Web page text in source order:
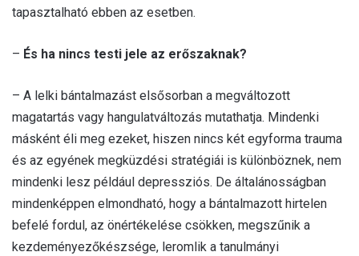
tapasztalható ebben az esetben.
– És ha nincs testi jele az erőszaknak?
– A lelki bántalmazást elsősorban a megváltozott
magatartás vagy hangulatváltozás mutathatja. Mindenki
másként éli meg ezeket, hiszen nincs két egyforma trauma
és az egyének megküzdési stratégiái is különböznek, nem
mindenki lesz például depressziós. De általánosságban
mindenképpen elmondható, hogy a bántalmazott hirtelen
befelé fordul, az önértékelése csökken, megszűnik a
kezdeményezőkészsége, leromlik a tanulmányi